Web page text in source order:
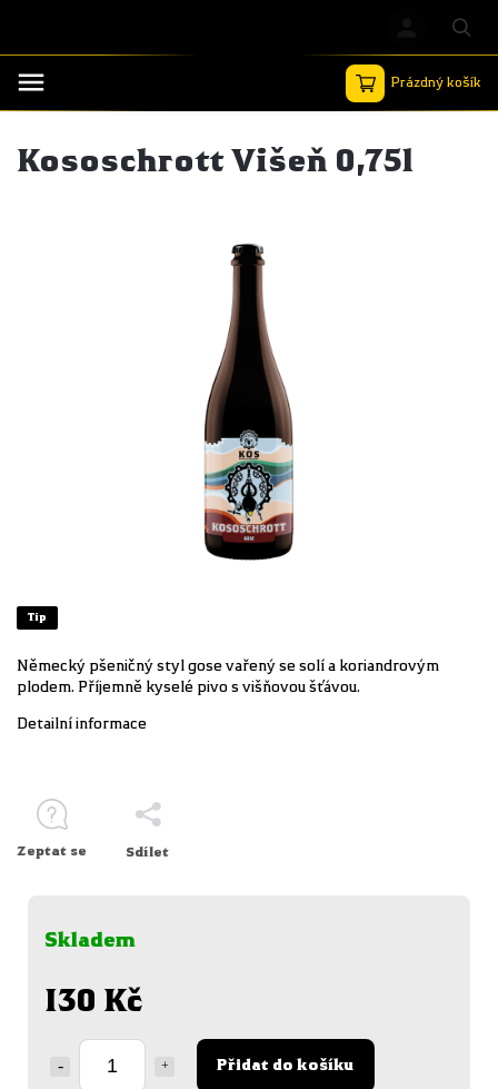
Hledat
Prázdný košík
Kososchrott Višeň 0,75l
Tip
130 Kč
Přidat do košíku
Skladem
Německý pšeničný styl gose vařený se solí a koriandrovým
plodem. Příjemně kyselé pivo s višňovou šťávou.
Detailní informace
Zeptat se Sdílet